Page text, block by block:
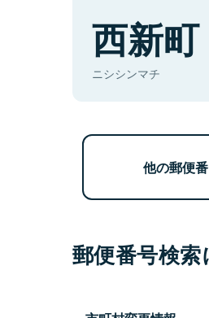
西新町
ニシシンマチ
他の郵便
郵便番号検